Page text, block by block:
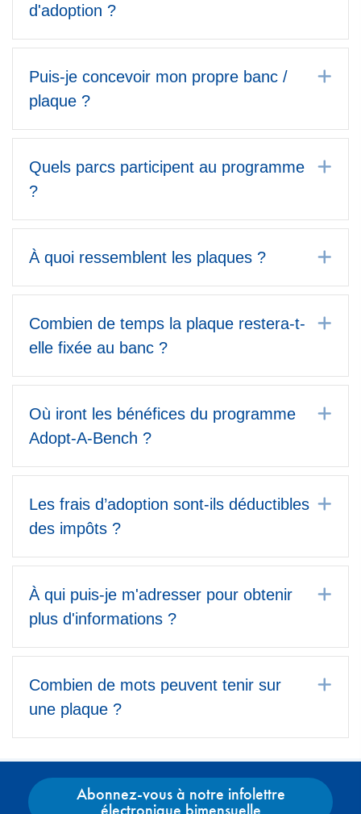
d'adoption ?
Puis-je concevoir mon propre banc /
plaque ?
Quels parcs participent au programme
?
À quoi ressemblent les plaques ?
Combien de temps la plaque restera-t-
elle fixée au banc ?
Où iront les bénéfices du programme
Adopt-A-Bench ?
Les frais d’adoption sont-ils déductibles
des impôts ?
À qui puis-je m'adresser pour obtenir
plus d'informations ?
Combien de mots peuvent tenir sur
une plaque ?
Abonnez-vous à notre infolettre
électronique bimensuelle